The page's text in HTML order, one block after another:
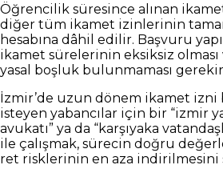
Öğrencilik süresince alınan
diğer tüm ikamet izinlerinin
hesabına dâhil edilir. Başvuru
ikamet sürelerinin eksiksiz
yasal boşluk bulunmaması
İzmir’de uzun dönem ikamet izni
isteyen yabancılar için bir “izmir
avukatı” ya da “karşıyaka
ile çalışmak, sürecin doğru
ret risklerinin en aza indirilmesini